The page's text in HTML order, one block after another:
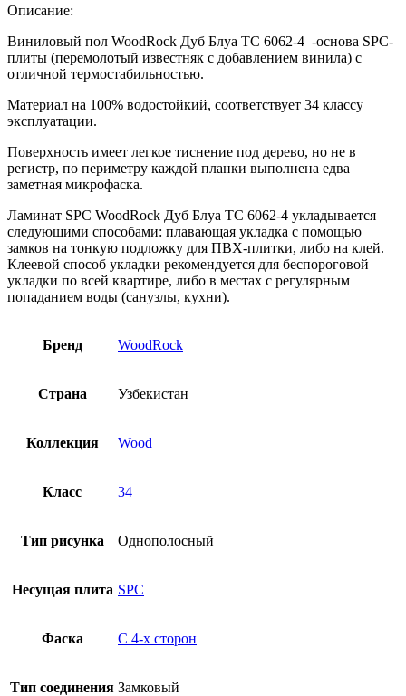
Описание:
Виниловый пол WoodRock Дуб Блуа ТС 6062-4 -основа SPC-
плиты (перемолотый известняк с добавлением винила) с
отличной термостабильностью.
Материал на 100% водостойкий, соответствует 34 классу
эксплуатации.
Поверхность имеет легкое тиснение под дерево, но не в
регистр, по периметру каждой планки выполнена едва
заметная микрофаска.
Ламинат SPC WoodRock Дуб Блуа ТС 6062-4 укладывается
следующими способами: плавающая укладка с помощью
замков на тонкую подложку для ПВХ-плитки, либо на клей.
Клеевой способ укладки рекомендуется для беспороговой
укладки по всей квартире, либо в местах с регулярным
попаданием воды (санузлы, кухни).
Бренд WoodRock
Страна Узбекистан
Коллекция Wood
Класс 34
Тип рисунка Однополосный
Несущая плита SPC
Фаска С 4-x сторон
Тип соединения Замковый